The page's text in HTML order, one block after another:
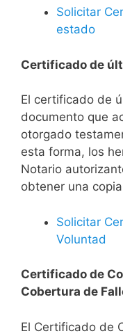
Solicitar
estado
Certificado de
El certificado de
documento que
otorgado
esta forma, los
Notario
obtener una
Solicitar
Voluntad
Certificado de
Cobertura de
El Certificado de